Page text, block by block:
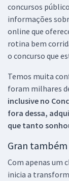
concursos
informações
online que
rotina bem
o concurso que
Temos muita
foram milhares
inclusive no
fora dessa,
que tanto
Gran
Com apenas um
inicia a